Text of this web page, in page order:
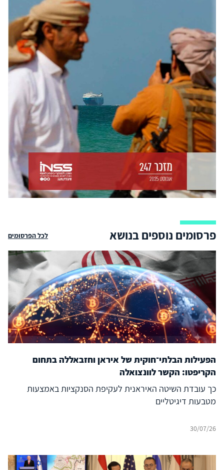
פרסומים נוספים בנושא לכל הפרסומים
הפעילות הבלתי־חוקית של איראן וחזבאללה בתחום
הקריפטו: הקשר לוונצואלה
כך עובדת השיטה האיראנית לעקיפת הסנקציות באמצעות
מטבעות דיגיטליים
30/07/26